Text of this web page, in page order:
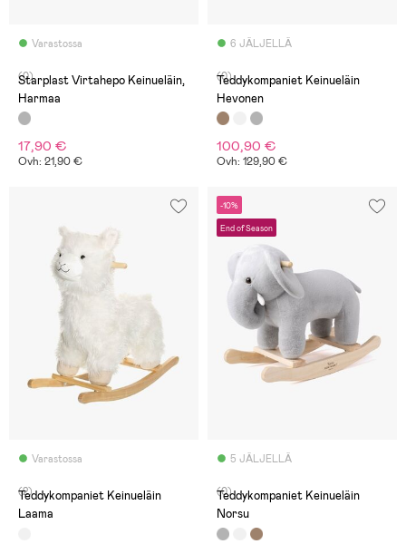
Varastossa
(0)
Starplast Virtahepo Keinueläin,
Harmaa
17,90 €
Ovh: 21,90 €
6 JÄLJELLÄ
(0)
Teddykompaniet Keinueläin
Hevonen
100,90 €
Ovh: 129,90 €
Varastossa
(2)
Teddykompaniet Keinueläin
Laama
-10%
End of Season
5 JÄLJELLÄ
(0)
Teddykompaniet Keinueläin
Norsu